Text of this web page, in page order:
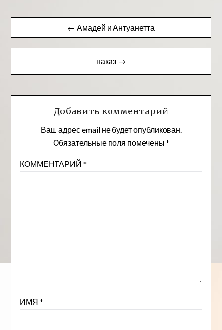
Навигация
по
← Амадей и Антуанетта
наказ →
Добавить комментарий
Ваш адрес email не будет опубликован.
Обязательные поля помечены *
КОММЕНТАРИЙ *
ИМЯ *